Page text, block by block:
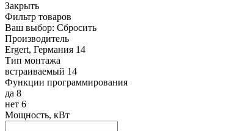
Закрыть
Фильтр товаров
Ваш выбор: Сбросить
Производитель
Ergert, Германия 14
Тип монтажа
встраиваемый 14
Функции программирования
да 8
нет 6
Мощность, кВт